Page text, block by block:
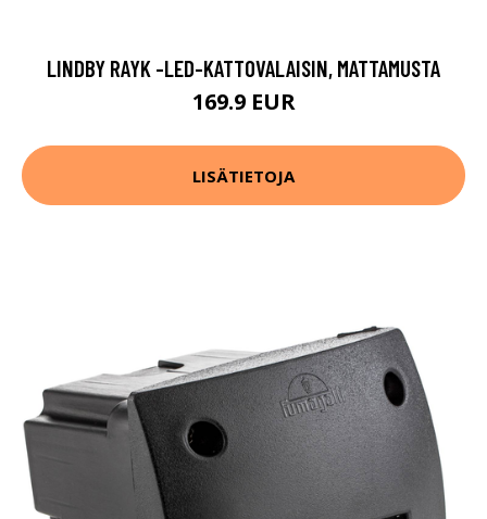
LINDBY RAYK -LED-KATTOVALAISIN, MATTAMUSTA
169.9 EUR
LISÄTIETOJA